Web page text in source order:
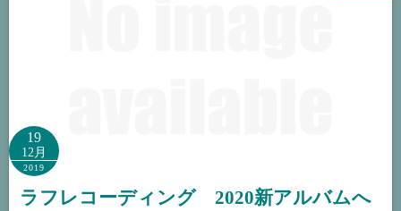
19
12月
2019
ラフレコーディング 2020新アルバムへ